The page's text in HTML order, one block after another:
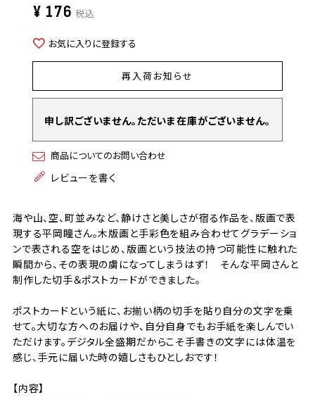
¥ 176 税込
お気に入りに登録する
再入荷お知らせ
申し訳ございません。ただいま在庫がございません。
商品についてのお問い合わせ
レビューを書く
海や山、空、町並みなど、静けさと美しさが宿る作品を、版画で表
現する平岡瞳さん。木版画と手彩色を組み合わせてグラデーショ
ンで表される空をはじめ、版画という技法の持つ可能性に触れた
瞬間から、その表現の虜になってしまうはず！ そんな平岡さんと
制作した切手＆ポストカードができました。
ポストカードという紙に、お揃い柄の切手を貼り自分の文字を乗
せて。大切な方へのお届けや、自分自身でもお手紙を楽しんでい
ただけます。デジタル全盛期だからこそ手書きの文字には体温を
感じ、手元に届いた時の嬉しさもひとしおです！
【内容】